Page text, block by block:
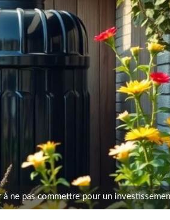
à ne pas commettre pour un